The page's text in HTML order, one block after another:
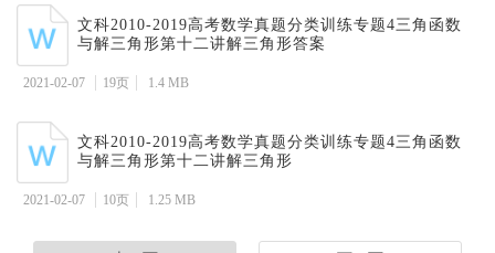
文科2010-2019高考数学真题分类训练专题4三角函数
与解三角形第十二讲解三角形答案
2021-02-07 19页 1.4 MB
文科2010-2019高考数学真题分类训练专题4三角函数
与解三角形第十二讲解三角形
2021-02-07 10页 1.25 MB